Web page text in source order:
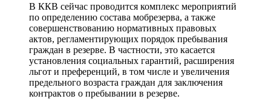
В ККВ сейчас проводится комплекс мероприятий
по определению состава мобрезерва, а также
совершенствованию нормативных правовых
актов, регламентирующих порядок пребывания
граждан в резерве. В частности, это касается
установления социальных гарантий, расширения
льгот и преференций, в том числе и увеличения
предельного возраста граждан для заключения
контрактов о пребывании в резерве.